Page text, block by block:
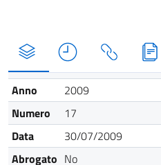
Anno
2009
Numero
17
Data
30/07/2009
Abrogato No